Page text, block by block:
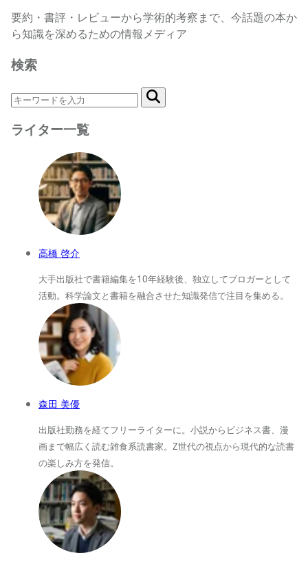
要約・書評・レビューから学術的考察まで、今話題の本か
ら知識を深めるための情報メディア
検索
ライター一覧
高橋 啓介
大手出版社で書籍編集を10年経験後、独立してブロガーとして
活動。科学論文と書籍を融合させた知識発信で注目を集める。
森田 美優
出版社勤務を経てフリーライターに。小説からビジネス書、漫
画まで幅広く読む雑食系読書家。Z世代の視点から現代的な読書
の楽しみ方を発信。